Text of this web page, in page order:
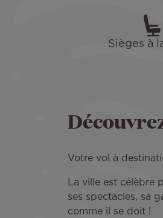
Sièges à
Votre vol à
La ville est célèbre
ses spectacles, sa
comme il se doit !